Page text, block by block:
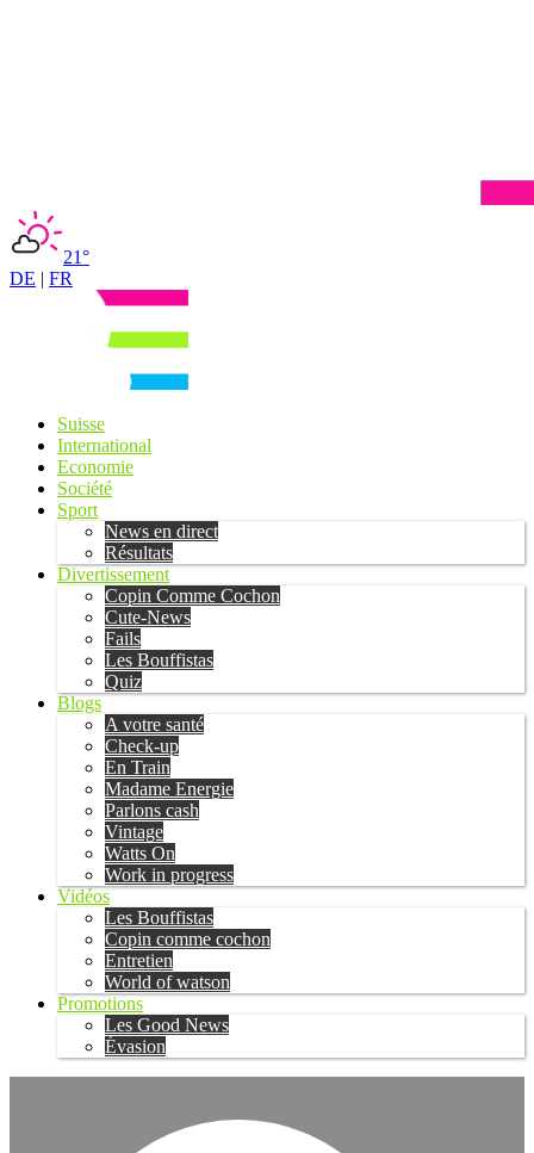
21°
DE | FR
Suisse
International
Economie
Société
Sport
News en direct
Résultats
Divertissement
Copin Comme Cochon
Cute-News
Fails
Les Bouffistas
Quiz
Blogs
A votre santé
Check-up
En Train
Madame Energie
Parlons cash
Vintage
Watts On
Work in progress
Vidéos
Les Bouffistas
Copin comme cochon
Entretien
World of watson
Promotions
Les Good News
Évasion